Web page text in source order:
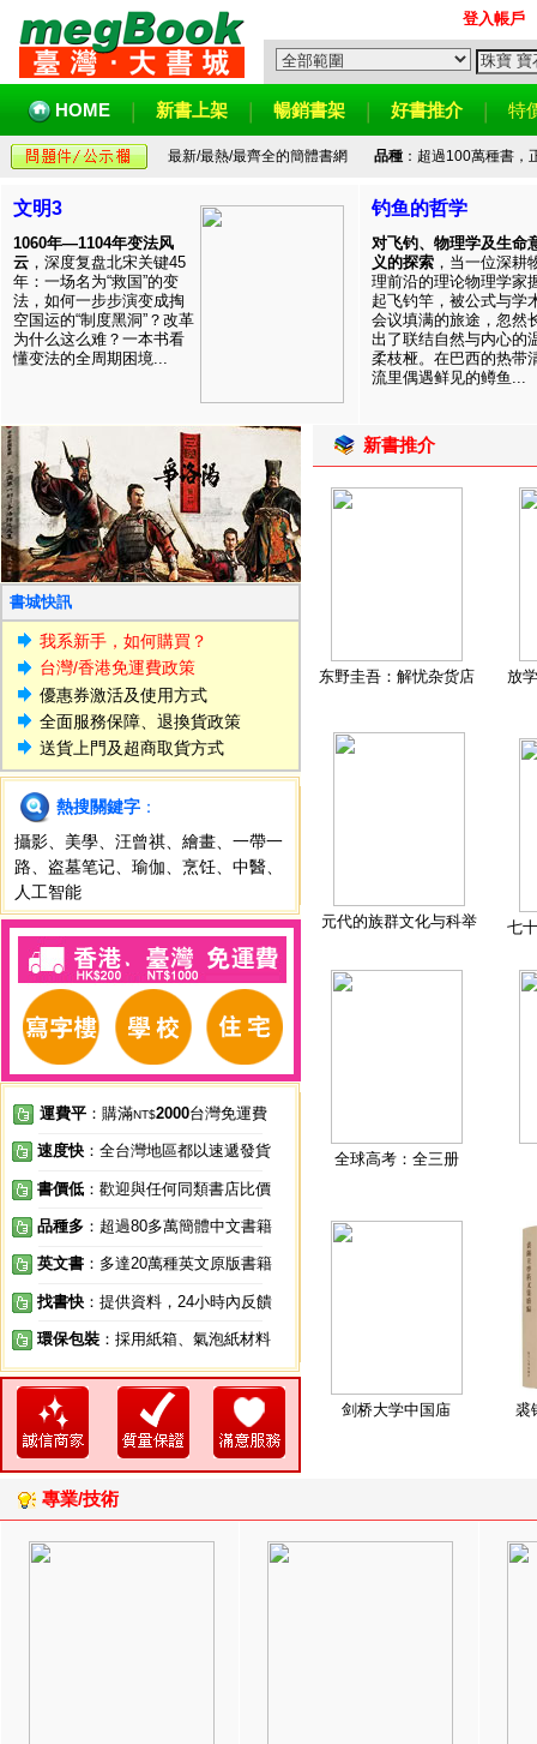
登入帳戶
HOME 新書上架 暢銷書架 好書推介 特
最新/最熱/最齊全的簡體書網 品種：超過100萬種書，
文明3
1060年—1104年变法风
云 ，深度复盘北宋关键45
年：一场名为“救国”的变
法，如何一步步演变成掏
空国运的“制度黑洞”？改革
为什么这么难？一本书看
懂变法的全周期困境...
钓鱼的哲学
对飞钓、物理学及生命
义的探索 ，当一位深耕
理前沿的理论物理学家
起飞钓竿，被公式与学
会议填满的旅途，忽然
出了联结自然与内心的
柔枝桠。在巴西的热带
流里偶遇鲜见的鳟鱼...
書城快訊
我系新手，如何購買？
台灣/香港免運費政策
優惠券激活及使用方式
全面服務保障、退換貨政策
送貨上門及超商取貨方式
熱搜關鍵字 ：
攝影
美學 汪曾祺 繪畫
一帶一
路
盗墓笔记 瑜伽 烹饪 中醫
人工智能
運費平 ：購滿NT$2000台灣免運費
速度快 ：全台灣地區都以速遞發貨
書價低 ：歡迎與任何同類書店比價
品種多 ：超過80多萬簡體中文書籍
英文書 ：多達20萬種英文原版書籍
找書快 ：提供資料，24小時內反饋
環保包裝 ：採用紙箱、氣泡紙材料
新書推介
东野圭吾：解忧杂货店 放
元代的族群文化与科举 七
全球高考：全三册
剑桥大学中国庙 裘
專業/技術